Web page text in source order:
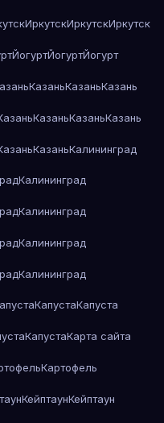
ИркутскИркутскИркутск
ЙогуртЙогуртЙогурт
КазаньКазаньКазань
КазаньКазаньКазань
КазаньКалининград
Калининград
Калининград
Калининград
Калининград
КапустаКапуста
КапустаКарта сайта
Картофель
КейптаунКейптаун